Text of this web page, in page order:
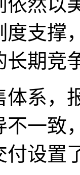
度支撑
长期竞
体系，
不一致
付设置